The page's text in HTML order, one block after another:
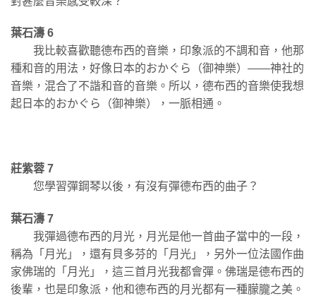
葉石濤 6
我比較喜歡聽德布西的音樂，印象派的不調和音，他那
種和音的用法，好像日本的おかぐら（御神樂）——神社的
音樂，混合了不諧和音的音樂。所以，德布西的音樂使我想
起日本的おかぐら（御神樂），一脈相通。
莊紫蓉 7
您學習彈鋼琴以後，有沒有彈德布西的曲子？
葉石濤 7
我彈過德布西的月光，月光是他一首曲子當中的一段，
稱為「月光」，還有貝多芬的「月光」，另外一位法國作曲
家佛瑞的「月光」，這三首月光我都會彈。佛瑞是德布西的
後輩，也是印象派，他和德布西的月光都有一種朦朧之美。